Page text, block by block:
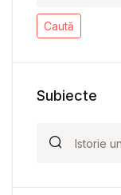
Caută
Subiecte